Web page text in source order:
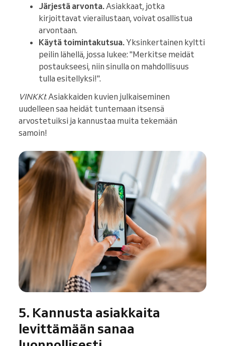
Järjestä arvonta.Asiakkaat, jotka
kirjoittavat vierailustaan, voivat osallistua
arvontaan.
Käytä toimintakutsua.Yksinkertainen kyltti
peilin lähellä, jossa lukee: "Merkitse meidät
postaukseesi, niin sinulla on mahdollisuus
tulla esitellyksi!".
VINKKI: Asiakkaiden kuvien julkaiseminen
uudelleen saa heidät tuntemaan itsensä
arvostetuiksi ja kannustaa muita tekemään
samoin!
5. Kannusta asiakkaita
levittämään sanaa